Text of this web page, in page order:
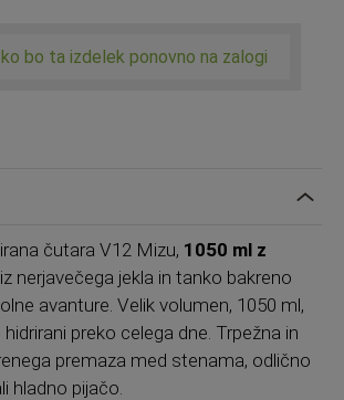
bo ta izdelek ponovno na zalogi
čutara V12 Mizu, 1050 ml z
iz nerjavečega jekla in tanko bakreno
avanture. Velik volumen, 1050 ml,
preko celega dne. Trpežna in
premaza med stenama, odlično
hladno pijačo.